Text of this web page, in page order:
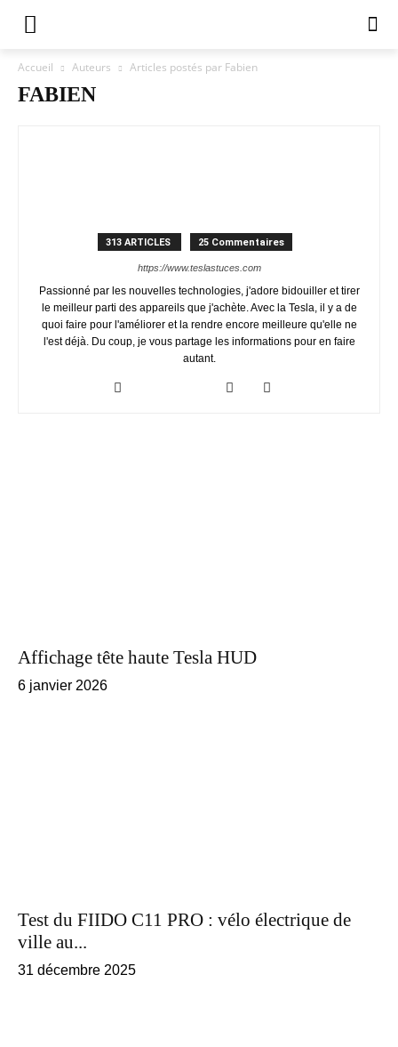
Accueil Auteurs Articles postés par Fabien
FABIEN
313 ARTICLES 25 Commentaires
https://www.teslastuces.com
Passionné par les nouvelles technologies, j'adore bidouiller et tirer
le meilleur parti des appareils que j'achète. Avec la Tesla, il y a de
quoi faire pour l'améliorer et la rendre encore meilleure qu'elle ne
l'est déjà. Du coup, je vous partage les informations pour en faire
autant.
Affichage tête haute Tesla HUD
6 janvier 2026
Test du FIIDO C11 PRO : vélo électrique de
ville au...
31 décembre 2025